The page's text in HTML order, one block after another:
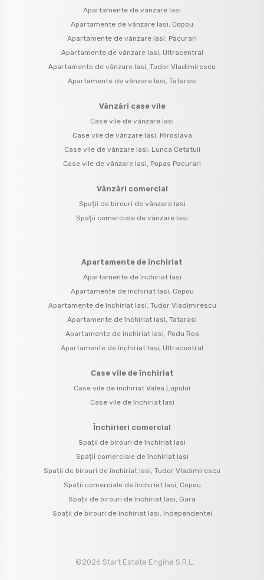
Apartamente de vânzare Iasi
Apartamente de vânzare Iasi, Copou
Apartamente de vânzare Iasi, Pacurari
Apartamente de vânzare Iasi, Ultracentral
Apartamente de vânzare Iasi, Tudor Vladimirescu
Apartamente de vânzare Iasi, Tatarasi
Vânzări case vile
Case vile de vânzare Iasi
Case vile de vânzare Iasi, Miroslava
Case vile de vânzare Iasi, Lunca Cetatuii
Case vile de vânzare Iasi, Popas Pacurari
Vânzări comercial
Spații de birouri de vânzare Iasi
Spații comerciale de vânzare Iasi
Apartamente de închiriat
Apartamente de închiriat Iasi
Apartamente de închiriat Iasi, Copou
Apartamente de închiriat Iasi, Tudor Vladimirescu
Apartamente de închiriat Iasi, Tatarasi
Apartamente de închiriat Iasi, Podu Ros
Apartamente de închiriat Iasi, Ultracentral
Case vile de închiriat
Case vile de închiriat Valea Lupului
Case vile de închiriat Iasi
Închirieri comercial
Spații de birouri de închiriat Iasi
Spații comerciale de închiriat Iasi
Spații de birouri de închiriat Iasi, Tudor Vladimirescu
Spații comerciale de închiriat Iasi, Copou
Spații de birouri de închiriat Iasi, Gara
Spații de birouri de închiriat Iasi, Independentei
©2026 Start Estate Engine S.R.L.